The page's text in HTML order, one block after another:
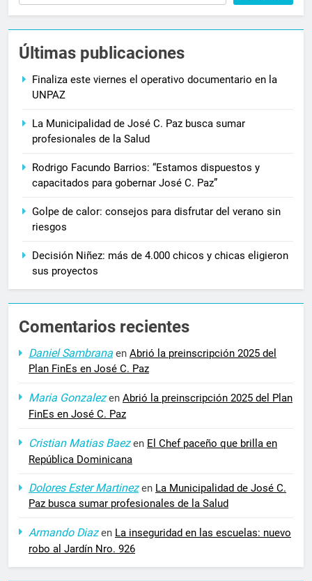
Últimas publicaciones
Finaliza este viernes el operativo documentario en la
UNPAZ
La Municipalidad de José C. Paz busca sumar
profesionales de la Salud
Rodrigo Facundo Barrios: “Estamos dispuestos y
capacitados para gobernar José C. Paz”
Golpe de calor: consejos para disfrutar del verano sin
riesgos
Decisión Niñez: más de 4.000 chicos y chicas eligieron
sus proyectos
Comentarios recientes
Daniel Sambrana en Abrió la preinscripción 2025 del
Plan FinEs en José C. Paz
Maria Gonzalezen Abrió la preinscripción 2025 del Plan
FinEs en José C. Paz
Cristian Matias Baezen El Chef paceño que brilla en
República Dominicana
Dolores Ester Martinezen La Municipalidad de José C.
Paz busca sumar profesionales de la Salud
Armando Diazen La inseguridad en las escuelas: nuevo
robo al Jardín Nro. 926